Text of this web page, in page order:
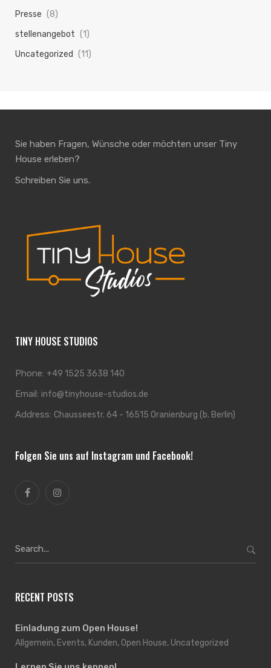
Presse (8)
stellenangebot (1)
Uncategorized (11)
Sie haben Fragen, Wünsche oder möchten unser Tiny
House erleben?
Schreiben Sie uns.
TINY HOUSE STUDIOS
Phone: +49 1525 3638 140
Email: info@tinyhouse-studios.de
Address: Chausseestr. 64 - 16515 Oranienburg (b. Berlin)
Folgen Sie uns auf Instagram und Facebook!
RECENT POSTS
Einladung zum Open House!
Allgemein, Events, Kunden, Open House, Uncategorized